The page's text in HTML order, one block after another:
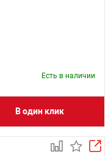
Есть в наличии
В один клик